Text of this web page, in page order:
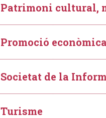
Patrimoni cultural,
Promoció
Societat de la
Turisme